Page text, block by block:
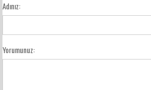
Adınız:
Yorumunuz: